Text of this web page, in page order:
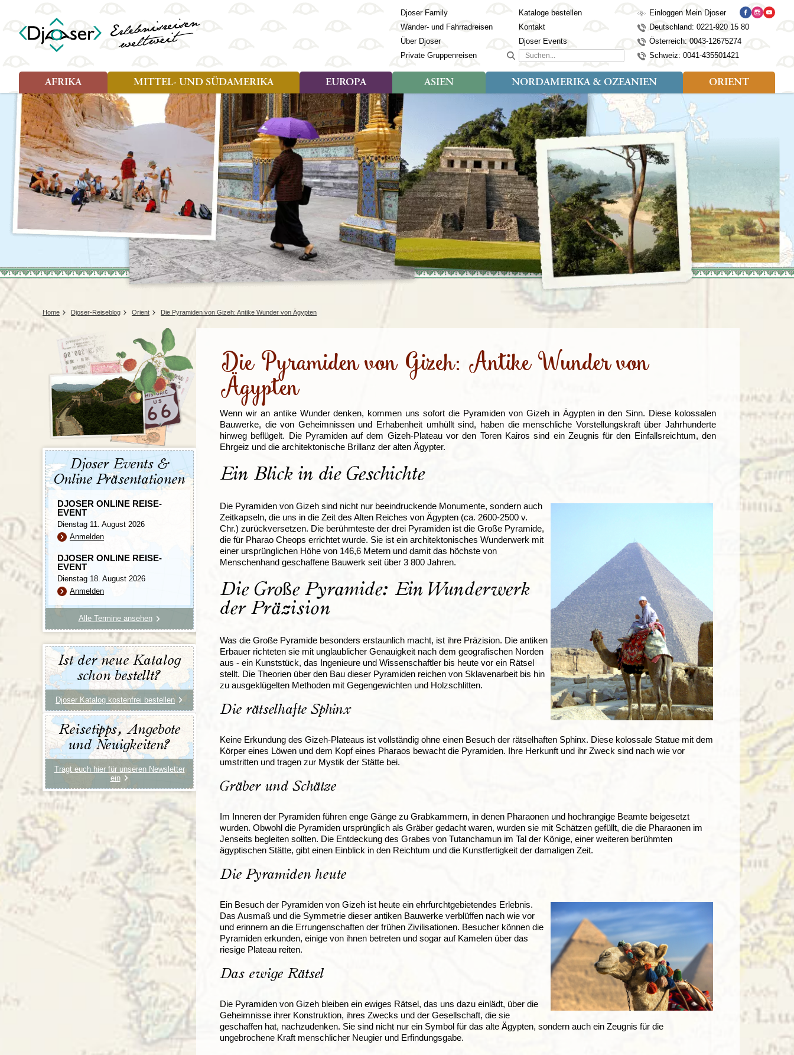
Djoser Family
Wander- und Fahrradreisen
Über Djoser
Private Gruppenreisen
Kataloge bestellen
Kontakt
Djoser Events
Suchen...
Einloggen Mein Djoser
Deutschland: 0221-920 15 80
Österreich: 0043-12675274
Schweiz: 0041-435501421
AFRIKA
Art der Reise
Djoser Reisen (8)
Djoser Family (5)
Länder
Ägypten
Eswatini (Swasiland)
Kenia
Lesotho
Madagaskar
Marokko
Namibia
Simbabwe
Südafrika
Tansania
Uganda
MITTEL- UND SÜDAMERIKA
Art der Reise
Djoser Reisen (13)
Djoser Family (8)
Wander- und Fahrradreisen
(1)
Länder
Argentinien
Bolivien
Brasilien
Chile
Costa Rica
Ecuador
Französisch Guayana
Guatemala
Guyana
Honduras
Kolumbien
Kuba
Mexiko
Peru
EUROPA
Art der Reise
Djoser Reisen (9)
Djoser Family (3)
Wander- und Fahrradreisen
(6)
Andorra
Armenien
Aserbaidschan
Azoren
Balkan
Baltikum
Bosnien & Herzegowina
Estland
Finnland
Georgien
Griechenland
Irland
Island
Kosovo
Kroatien
Lettland
Litauen
Madeira
Mazedonien
Montenegro
Polen
Portugal
Schottland
Serbien
Spanien
Türkei
Wales
ASIEN
Art der Reise
Djoser Family (12)
Wander- und Fahrradreisen
Länder
Bhutan
China
Indien
Indonesien
Japan
Kambodscha
Kasachstan
Kirgistan
Laos
Malaysia
Mongolei
Nepal
Seidenstraße
Singapur
Sri Lanka
Südkorea
Taiwan
Thailand
Tibet
Turkmenistan
Usbekistan
Vietnam
NORDAMERIKA & OZEANIEN
Art der Reise
Djoser Reisen (4)
Djoser Family (2)
Länder
Alaska
Australien
Kanada
Neuseeland
USA
ORIENT
Art der Reise
Djoser Reisen (5)
Djoser Family (5)
Wander- und Fahrradreisen
Länder
Ägypten
Israel
Jordanien
Marokko
Oman
Türkei
Home Djoser-Reiseblog Orient Die Pyramiden von Gizeh: Antike Wunder von Ägypten
Die Pyramiden von Gizeh: Antike Wunder von
Ägypten
Wenn wir an antike Wunder denken, kommen uns sofort die Pyramiden von Gizeh in Ägypten in den Sinn. Diese kolossalen
Bauwerke, die von Geheimnissen und Erhabenheit umhüllt sind, haben die menschliche Vorstellungskraft über Jahrhunderte
hinweg beflügelt. Die Pyramiden auf dem Gizeh-Plateau vor den Toren Kairos sind ein Zeugnis für den Einfallsreichtum, den
Ehrgeiz und die architektonische Brillanz der alten Ägypter.
Ein Blick in die Geschichte
Die Pyramiden von Gizeh sind nicht nur beeindruckende Monumente, sondern auch
Zeitkapseln, die uns in die Zeit des Alten Reiches von Ägypten (ca. 2600-2500 v.
Chr.) zurückversetzen. Die berühmteste der drei Pyramiden ist die Große Pyramide,
die für Pharao Cheops errichtet wurde. Sie ist ein architektonisches Wunderwerk mit
einer ursprünglichen Höhe von 146,6 Metern und damit das höchste von
Menschenhand geschaffene Bauwerk seit über 3 800 Jahren.
Die Große Pyramide: Ein Wunderwerk
der Präzision
Was die Große Pyramide besonders erstaunlich macht, ist ihre Präzision. Die antiken
Erbauer richteten sie mit unglaublicher Genauigkeit nach dem geografischen Norden
aus - ein Kunststück, das Ingenieure und Wissenschaftler bis heute vor ein Rätsel
stellt. Die Theorien über den Bau dieser Pyramiden reichen von Sklavenarbeit bis hin
zu ausgeklügelten Methoden mit Gegengewichten und Holzschlitten.
Die rätselhafte Sphinx
Keine Erkundung des Gizeh-Plateaus ist vollständig ohne einen Besuch der rätselhaften Sphinx. Diese kolossale Statue mit dem
Körper eines Löwen und dem Kopf eines Pharaos bewacht die Pyramiden. Ihre Herkunft und ihr Zweck sind nach wie vor
umstritten und tragen zur Mystik der Stätte bei.
Gräber und Schätze
Im Inneren der Pyramiden führen enge Gänge zu Grabkammern, in denen Pharaonen und hochrangige Beamte beigesetzt
wurden. Obwohl die Pyramiden ursprünglich als Gräber gedacht waren, wurden sie mit Schätzen gefüllt, die die Pharaonen im
Jenseits begleiten sollten. Die Entdeckung des Grabes von Tutanchamun im Tal der Könige, einer weiteren berühmten
ägyptischen Stätte, gibt einen Einblick in den Reichtum und die Kunstfertigkeit der damaligen Zeit.
Die Pyramiden heute
Ein Besuch der Pyramiden von Gizeh ist heute ein ehrfurchtgebietendes Erlebnis.
Das Ausmaß und die Symmetrie dieser antiken Bauwerke verblüffen nach wie vor
und erinnern an die Errungenschaften der frühen Zivilisationen. Besucher können die
Pyramiden erkunden, einige von ihnen betreten und sogar auf Kamelen über das
riesige Plateau reiten.
Das ewige Rätsel
Die Pyramiden von Gizeh bleiben ein ewiges Rätsel, das uns dazu einlädt, über die
Geheimnisse ihrer Konstruktion, ihres Zwecks und der Gesellschaft, die sie
geschaffen hat, nachzudenken. Sie sind nicht nur ein Symbol für das alte Ägypten, sondern auch ein Zeugnis für die
ungebrochene Kraft menschlicher Neugier und Erfindungsgabe.
Djoser Events &
Online Präsentationen
DJOSER ONLINE REISE-
EVENT
Dienstag 11. August 2026
Anmelden
DJOSER ONLINE REISE-
EVENT
Dienstag 18. August 2026
Anmelden
Alle Termine ansehen
Ist der neue Katalog
schon bestellt?
Djoser Katalog kostenfrei bestellen
Reisetipps, Angebote
und Neuigkeiten?
Tragt euch hier für unseren Newsletter
ein